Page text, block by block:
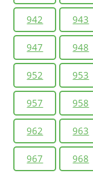
942 943
947 948
952 953
957 958
962 963
967 968